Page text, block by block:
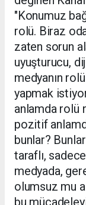
"Konumuz
rolü. Biraz
zaten sorun
uyuşturucu,
medyanın
yapmak
anlamda rolü
pozitif
bunlar?
taraflı,
medyada,
olumsuz mu